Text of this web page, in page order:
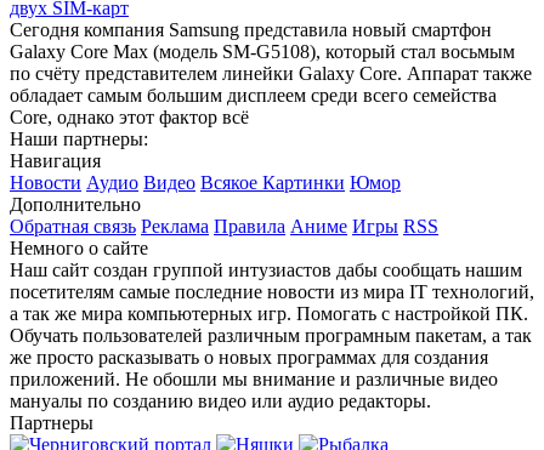
двух SIM-карт
Сегодня компания Samsung представила новый смартфон
Galaxy Core Max (модель SM-G5108), который стал восьмым
по счёту представителем линейки Galaxy Core. Аппарат также
обладает самым большим дисплеем среди всего семейства
Core, однако этот фактор всё
Наши партнеры:
Навигация
Новости Аудио Видео Всякое Картинки Юмор
Дополнительно
Обратная связь Реклама Правила Аниме Игры RSS
Немного о сайте
Наш сайт создан группой интузиастов дабы сообщать нашим
посетителям самые последние новости из мира IT технологий,
а так же мира компьютерных игр. Помогать с настройкой ПК.
Обучать пользователей различным програмным пакетам, а так
же просто расказывать о новых программах для создания
приложений. Не обошли мы внимание и различные видео
мануалы по созданию видео или аудио редакторы.
Партнеры